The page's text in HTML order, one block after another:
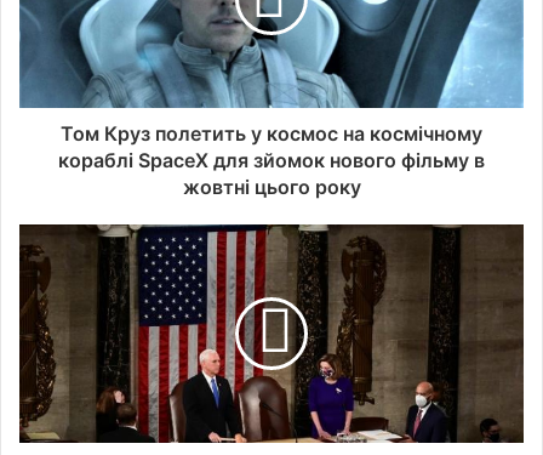
Том Круз полетить у космос на космічному
кораблі SpaceX для зйомок нового фільму в
жовтні цього року